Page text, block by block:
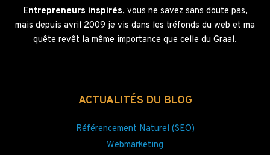
Entrepreneurs inspirés, vous ne savez sans doute pas,
mais depuis avril 2009 je vis dans les tréfonds du web et ma
quête revêt la même importance que celle du Graal.
ACTUALITÉS DU BLOG
Référencement Naturel (SEO)
Webmarketing